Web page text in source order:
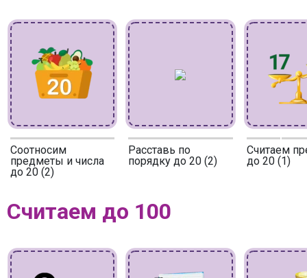
Соотносим
предметы и числа
до 20 (2)
Расставь по
порядку до 20 (2)
Считаем
до 20 (1)
Считаем до 100